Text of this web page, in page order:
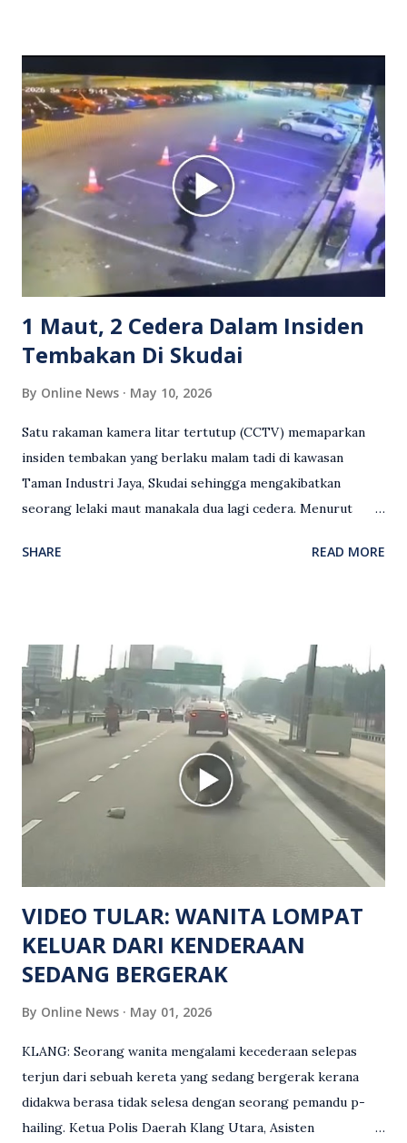
Grab bertindak mempertahankan wanita terbabit sebelum
berlaku pertikaman lidah antara kedua-dua pihak. Video
berkenaan kini tular di media sosial dan mendapat pelbagai
reaksi orang ramai. Antara komen orang awam yang tular di
media sosial mengenai insiden tersebut ialah ramai yang
meluahkan rasa marah terhadap tindakan lelaki berkenaan
serta memuji pemandu Grab kerana campur tangan.
Sebahagian netizen turut meminta pihak berkuasa
mengambil tindakan tegas, manakala ada yang bersimpati
terhadap wanita dipercayai menjadi mangs...
1 Maut, 2 Cedera Dalam Insiden
Tembakan Di Skudai
By Online News May 10, 2026
Satu rakaman kamera litar tertutup (CCTV) memaparkan
insiden tembakan yang berlaku malam tadi di kawasan
Taman Industri Jaya, Skudai sehingga mengakibatkan
seorang lelaki maut manakala dua lagi cedera. Menurut
kejadian berlaku sekitar jam 11 malam dan pihak polis
hiburan di kawasan berkenaan. Seorang mangsa disahkan
meninggal dunia di lokasi kejadian akibat terkena tembakan,
manakala seorang lagi mangsa mengalami kecederaan.
Turut dipercayai terdapat seorang lagi individu cedera
namun identitinya masih belum dikenal pasti selepas dibawa
keluar dari lokasi oleh kenalannya. Polis kini sedang giat
mengesan dua suspek yang masih bebas bagi membantu
siasatan lanjut. Kes disiasat mengikut Seksyen 302 Kanun
Keseksaan kerana membunuh. Orang ramai yang mempunyai
maklumat diminta t...
SHARE READ MORE
VIDEO TULAR: WANITA LOMPAT
KELUAR DARI KENDERAAN
SEDANG BERGERAK
By Online News May 01, 2026
KLANG: Seorang wanita mengalami kecederaan selepas
terjun dari sebuah kereta yang sedang bergerak kerana
didakwa berasa tidak selesa dengan seorang pemandu p-
hailing. Ketua Polis Daerah Klang Utara, Asisten